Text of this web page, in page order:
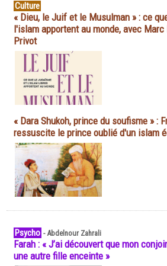
Culture
« Dieu, le Juif et le Musulman » : ce
l'islam apportent au monde, avec
Privot
« Dara Shukoh, prince du soufisme » :
ressuscite le prince oublié d'un islam
Psycho -Abdelnour Zahrali
Farah : « J’ai découvert que mon
une autre fille enceinte »